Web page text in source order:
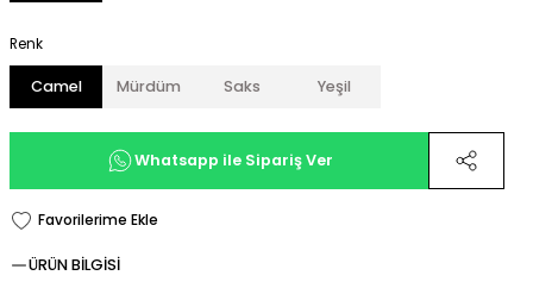
Renk
Camel Mürdüm Saks Yeşil
Whatsapp ile Sipariş Ver
ÜRÜN BİLGİSİ